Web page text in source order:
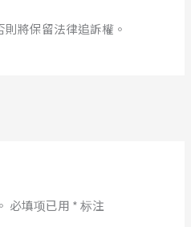
將保留法律追訴權。
必填项已用 *标注